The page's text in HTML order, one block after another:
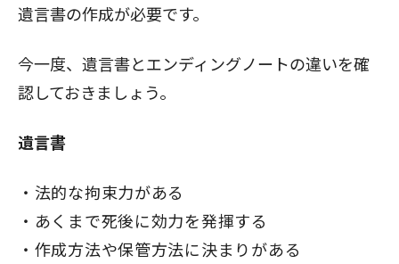
遺言書の作成が必要です。
今一度、遺言書とエンディングノートの違いを確
認しておきましょう。
遺言書
法的な拘束力がある
あくまで死後に効力を発揮する
作成方法や保管方法に決まりがある